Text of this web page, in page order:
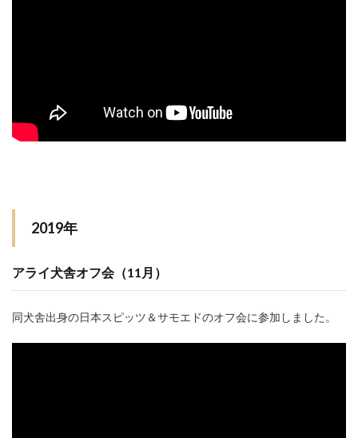
2019年
アライ犬舎オフ会（11月）
同犬舎出身の日本スピッツ＆サモエドのオフ会に参加しました。